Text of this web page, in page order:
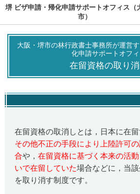
堺 ビザ申請・帰化申請サポートオフィス（
市）
大阪・堺市の林行政書士事務所が運営
化申請サポートオフィ
在留資格の取り消
在留資格の取消しとは，日本に在
その他不正の手段により上陸許可
合や， 在留資格に基づく本来の活
いで在留していた場合などに，当
を取り消す制度です。